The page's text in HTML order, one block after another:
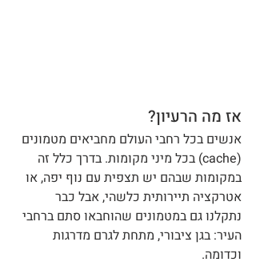
אז מה הרעיון?
אנשים בכל רחבי העולם מחביאים מטמונים
(cache) בכל מיני מקומות. בדרך כלל זה
במקומות שבהם יש תצפית עם נוף יפה, או
אטרקציה תיירותית כלשהי, אבל כבר
נתקלנו גם במטמונים שהוחבאו סתם ברחבי
העיר: בגן ציבורי, מתחת לגרם מדרגות
וכדומה.